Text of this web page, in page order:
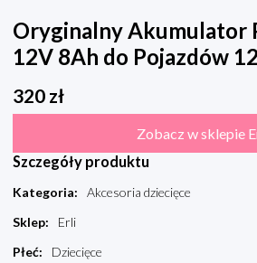
Oryginalny Akumulator
12V 8Ah do Pojazdów
320 zł
Zobacz w sklepie
Szczegóły produktu
Kategoria:
Akcesoria dziecięce
Sklep:
Erli
Płeć: Dziecięce